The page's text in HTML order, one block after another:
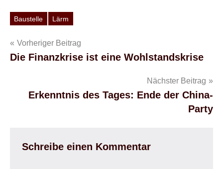
Schlagwörter
Baustelle Lärm
Beitragsnavigation
Vorheriger Beitrag
Die Finanzkrise ist eine Wohlstandskrise
Nächster Beitrag
Erkenntnis des Tages: Ende der China-
Party
Schreibe einen Kommentar